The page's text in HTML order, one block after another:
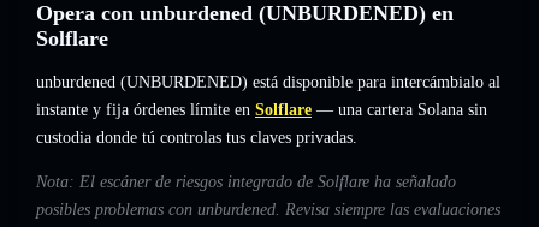
Opera con unburdened (UNBURDENED) en
Solflare
unburdened (UNBURDENED) está disponible para intercámbialo al
instante y fija órdenes límite en Solflare — una cartera Solana sin
custodia donde tú controlas tus claves privadas.
Nota: El escáner de riesgos integrado de Solflare ha señalado
posibles problemas con unburdened. Revisa siempre las evaluaciones